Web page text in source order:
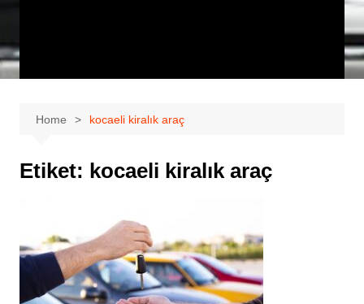
Home kocaeli kiralık araç
Etiket: kocaeli kiralık araç